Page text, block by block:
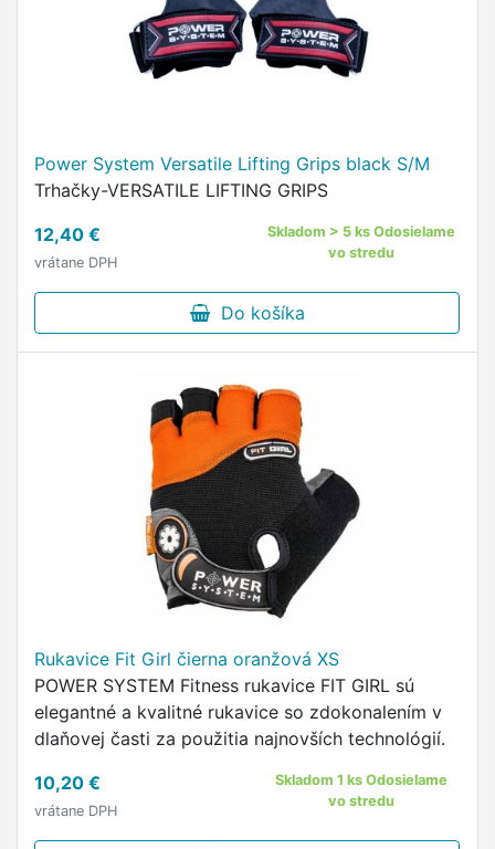
Power System Versatile Lifting Grips black S/M
Trhačky-VERSATILE LIFTING GRIPS
12,40 €
vrátane DPH
Skladom > 5 ks Odosielame
vo stredu
Do košíka
Rukavice Fit Girl čierna oranžová XS
POWER SYSTEM Fitness rukavice FIT GIRL sú
elegantné a kvalitné rukavice so zdokonalením v
dlaňovej časti za použitia najnovších technológií.
10,20 €
vrátane DPH
Skladom 1 ks Odosielame
vo stredu